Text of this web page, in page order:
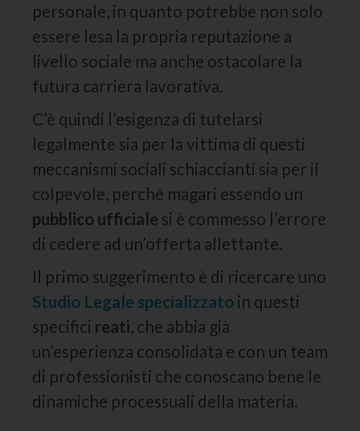
personale, in quanto potrebbe non solo
essere lesa la propria reputazione a
livello sociale ma anche ostacolare la
futura carriera lavorativa.
C’è quindi l’esigenza di tutelarsi
legalmente sia per la vittima di questi
meccanismi sociali schiaccianti sia per il
colpevole, perché magari essendo un
pubblico ufficiale si è commesso l’errore
di cedere ad un’offerta allettante.
Il primo suggerimento è di ricercare uno
Studio Legale specializzato in questi
specifici reati, che abbia già
un’esperienza consolidata e con un team
di professionisti che conoscano bene le
dinamiche processuali della materia.